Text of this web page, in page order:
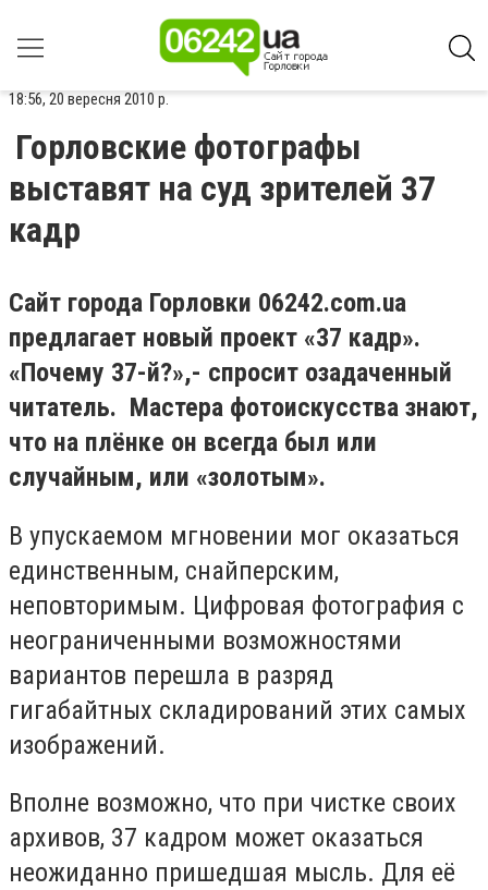
18:56, 20 вересня 2010 р.
Горловские фотографы
выставят на суд зрителей 37
кадр
Сайт города Горловки 06242.com.ua
предлагает новый проект «37 кадр».
«Почему 37-й?»,- спросит озадаченный
читатель. Мастера фотоискусства знают,
что на плёнке он всегда был или
случайным, или «золотым».
В упускаемом мгновении мог оказаться
единственным, снайперским,
неповторимым. Цифровая фотография с
неограниченными возможностями
вариантов перешла в разряд
гигабайтных складирований этих самых
изображений.
Вполне возможно, что при чистке своих
архивов, 37 кадром может оказаться
неожиданно пришедшая мысль. Для её